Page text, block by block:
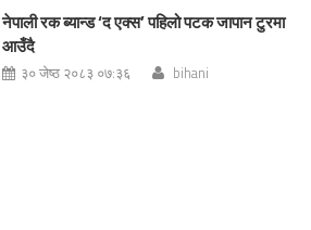
नेपाली रक ब्यान्ड ‘द एक्स’ पहिलो पटक जापान टुरमा
आउँदै
३० जेष्ठ २०८३ ०७:३६ bihani